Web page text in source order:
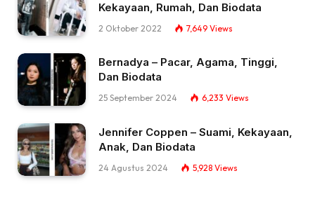
Kekayaan, Rumah, Dan Biodata
2 Oktober 2022 7,649 Views
Bernadya – Pacar, Agama, Tinggi,
Dan Biodata
25 September 2024 6,233 Views
Jennifer Coppen – Suami, Kekayaan,
Anak, Dan Biodata
24 Agustus 2024 5,928 Views